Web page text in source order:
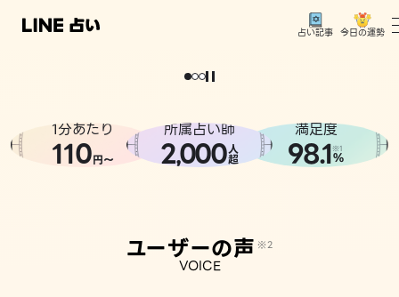
占い記事 今日の運勢
相談事例
どうせなら
。
1分あたり
110円〜
所属占い師
2,000人
超
満足度
98.1※1
%
ユーザーの声 ※2
VOICE